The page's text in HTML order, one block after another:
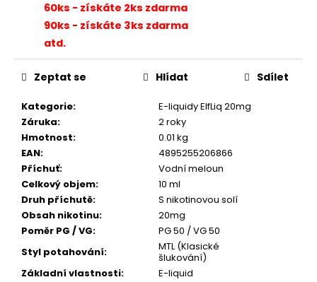
60ks - získáte 2ks zdarma
90ks - získáte 3ks zdarma
atd.
Kategorie:
E-liquidy ElfLiq 20mg
Záruka:
2 roky
Hmotnost:
0.01 kg
EAN:
4895255206866
Příchuť:
Vodní meloun
Celkový objem:
10 ml
Druh příchutě:
S nikotinovou solí
Obsah nikotinu:
20mg
Poměr PG / VG:
PG 50 / VG 50
Styl potahování:
MTL (Klasické
šlukování)
Základní vlastnosti: E-liquid
Zeptat se Hlídat Sdílet
50/50
NIKOTINOVÝ
BOOSTER
Kč
Původně:
149
Kč